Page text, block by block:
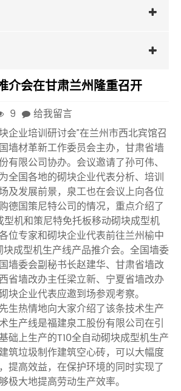
介会在甘肃兰州隆重召开
9
给我留言
企业培训研讨会”在兰州市西北宾馆召
墙材革新工作委员会主办，甘肃省墙
有限公司协办。会议邀请了孙可伟、
全国各地的砌块企业代表分析、培训
及发展前景，泉工也在会议上向各位
德国策尼特公司的情况，重点介绍了
机和策尼特免托板移动砌块成型机
位专家和砌块企业代表前往兰州榆中
块成型机生产线产品推介会。全国墙委
墙委会副秘书长赵建华、甘肃省墙改
省墙改办主任梁立新、宁夏省墙改办
块企业代表应邀到场参观考察。
生热情地向大家介绍了该条技术生产
生产线是福建泉工股份有限公司在引
础上生产的T10全自动砌块成型机生产
筑垃圾制作建筑空心砖，可以大幅度
提高效益，在保护环境的同时实现了
极大地提高劳动生产效率。